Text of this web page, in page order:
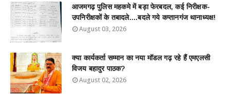
आजमगढ़ पुलिस महकमे में बड़ा फेरबदल, कई निरीक्षक-
उपनिरीक्षकों के तबादले....बदले गये कप्तानगंज थानाध्यक्ष!
August 03, 2026
क्या कार्यकर्ता सम्मान का नया मॉडल गढ़ रहे हैं एमएलसी
विजय बहादुर पाठक?
August 02, 2026